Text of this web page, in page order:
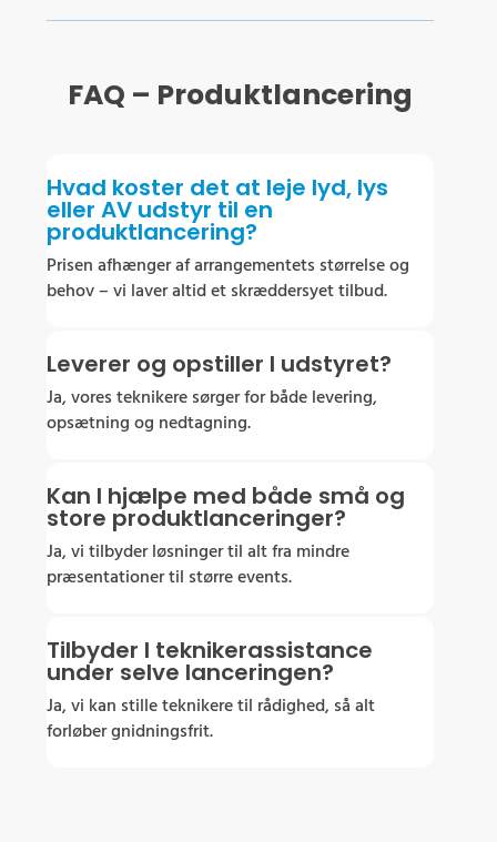
FAQ – Produktlancering
Hvad koster det at leje lyd, lys
eller AV udstyr til en
produktlancering?
Prisen afhænger af arrangementets størrelse og
behov – vi laver altid et skræddersyet tilbud.
Leverer og opstiller I udstyret?
Ja, vores teknikere sørger for både levering,
opsætning og nedtagning.
Kan I hjælpe med både små og
store produktlanceringer?
Ja, vi tilbyder løsninger til alt fra mindre
præsentationer til større events.
Tilbyder I teknikerassistance
under selve lanceringen?
Ja, vi kan stille teknikere til rådighed, så alt
forløber gnidningsfrit.